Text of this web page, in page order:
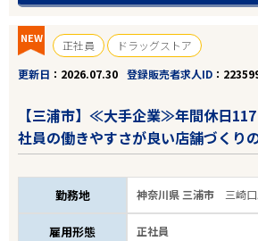
NEW 正社員
ドラッグストア
更新日
2026.07.30 登録販売者求人ID
【三浦市】≪大手企業≫年間休日
社員の働きやすさが良い店舗づくり
勤務地 神奈川県 三浦市 三崎
雇用形態 正社員